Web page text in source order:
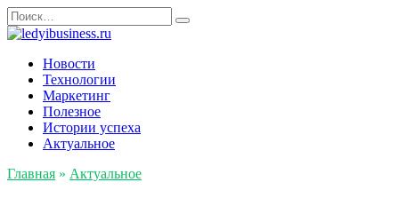
Перейти
к
содержанию
Search
for:
Новости
Технологии
Маркетинг
Полезное
Истории успеха
Актуальное
Главная » Актуальное